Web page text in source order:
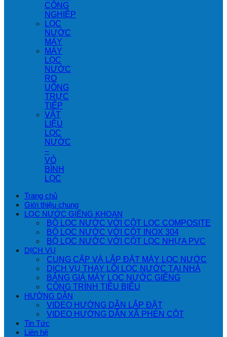
CÔNG
NGHIỆP
LỌC
NƯỚC
MÁY
MÁY
LỌC
NƯỚC
RO
UỐNG
TRỰC
TIẾP
VẬT
LIỆU
LỌC
NƯỚC
–
VỎ
BÌNH
LỌC
Trang chủ
Giới thiệu chung
LỌC NƯỚC GIẾNG KHOAN
BỘ LỌC NƯỚC VỚI CỘT LỌC COMPOSITE
BỘ LỌC NƯỚC VỚI CỘT INOX 304
BỘ LỌC NƯỚC VỚI CỘT LỌC NHỰA PVC
DỊCH VỤ
CUNG CẤP VÀ LẮP ĐẶT MÁY LỌC NƯỚC
DỊCH VỤ THAY LÕI LỌC NƯỚC TẠI NHÀ
BẢNG GIÁ MÁY LỌC NƯỚC GIẾNG
CÔNG TRÌNH TIÊU BIỂU
HƯỚNG DẪN
VIDEO HƯỚNG DẪN LẮP ĐẶT
VIDEO HƯỚNG DẪN XÃ PHÈN CỘT
Tin Tức
Liên hệ